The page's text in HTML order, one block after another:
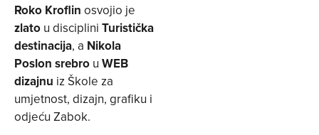
Roko Kroflin osvojio je
zlato u disciplini Turistička
destinacija, a Nikola
Poslon srebro u WEB
dizajnu iz Škole za
umjetnost, dizajn, grafiku i
odjeću Zabok.